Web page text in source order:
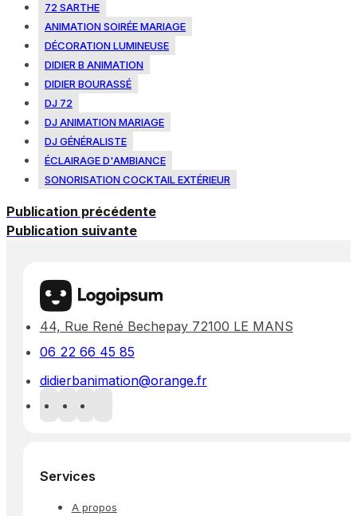
72 SARTHE
ANIMATION SOIRÉE MARIAGE
DÉCORATION LUMINEUSE
DIDIER B ANIMATION
DIDIER BOURASSÉ
DJ 72
DJ ANIMATION MARIAGE
DJ GÉNÉRALISTE
ÉCLAIRAGE D'AMBIANCE
SONORISATION COCKTAIL EXTÉRIEUR
Publication précédente
Publication suivante
44, Rue René Bechepay 72100 LE MANS
06 22 66 45 85
didierbanimation@orange.fr
Services
A propos